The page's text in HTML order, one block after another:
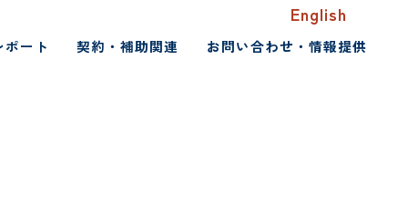
English
ート 契約・補助関連 お問い合わせ・情報提供